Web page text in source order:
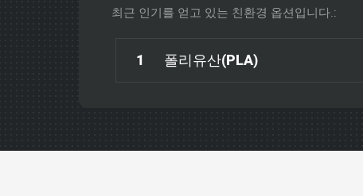
최근 인기를 얻고 있는 친환경 옵션입니다.:
1 폴리유산(PLA)